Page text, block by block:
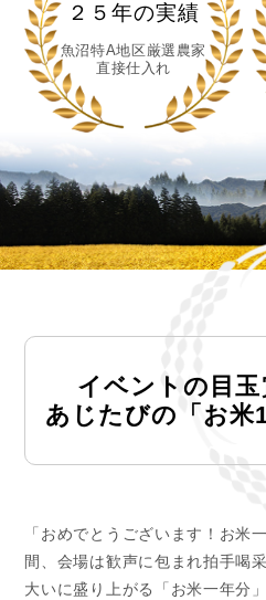
２５年の実績
魚沼特A地区厳選農家
直接仕入れ
イベントの目玉
あじたびの「お米
「おめでとうございます！お米
間、会場は歓声に包まれ拍手喝采
大いに盛り上がる「お米一年分